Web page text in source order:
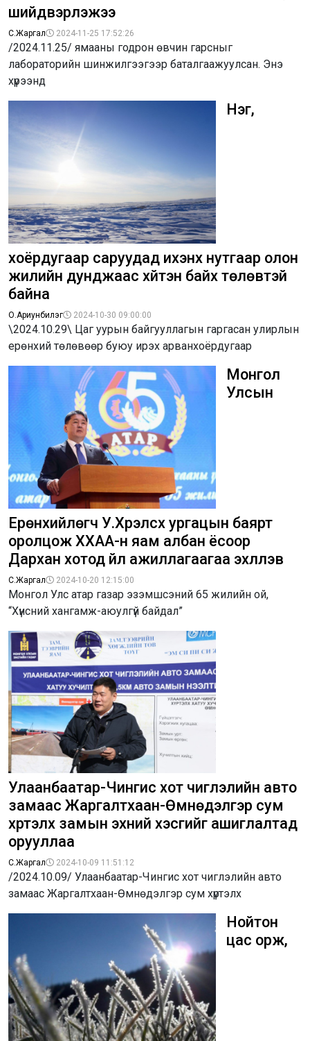
шийдвэрлэжээ
С.Жаргал 2024-11-25 17:52:26
/2024.11.25/ ямааны годрон өвчин гарсныг
лабораторийн шинжилгээгээр баталгаажуулсан. Энэ
хүрээнд
Нэг,
хоёрдугаар саруудад ихэнх нутгаар олон
жилийн дунджаас хүйтэн байх төлөвтэй
байна
О.Ариунбилэг 2024-10-30 09:00:00
\2024.10.29\ Цаг уурын байгууллагын гаргасан улирлын
ерөнхий төлөвөөр буюу ирэх арванхоёрдугаар
Монгол
Улсын
Ерөнхийлөгч У.Хүрэлсүх ургацын баярт
оролцож ХХАА-н яам албан ёсоор
Дархан хотод үйл ажиллагаагаа эхлүүлэв
С.Жаргал 2024-10-20 12:15:00
Монгол Улс атар газар эзэмшсэний 65 жилийн ой,
“Хүнсний хангамж-аюулгүй байдал”
Улаанбаатар-Чингис хот чиглэлийн авто
замаас Жаргалтхаан-Өмнөдэлгэр сум
хүртэлх замын эхний хэсгийг ашиглалтад
орууллаа
С.Жаргал 2024-10-09 11:51:12
/2024.10.09/ Улаанбаатар-Чингис хот чиглэлийн авто
замаас Жаргалтхаан-Өмнөдэлгэр сум хүртэлх
Нойтон
цас орж,